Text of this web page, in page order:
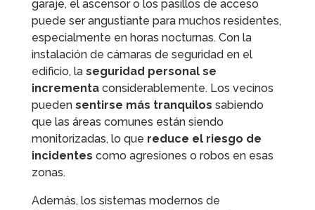
garaje, el ascensor o los pasillos de acceso
puede ser angustiante para muchos residentes,
especialmente en horas nocturnas. Con la
instalación de cámaras de seguridad en el
edificio, la seguridad personal se
incrementa considerablemente. Los vecinos
pueden sentirse más tranquilos sabiendo
que las áreas comunes están siendo
monitorizadas, lo que reduce el riesgo de
incidentes como agresiones o robos en esas
zonas.
Además, los sistemas modernos de